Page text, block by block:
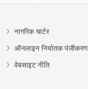
नागरिक चार्टर
ऑनलाइन निर्यातक पंजीकरण
वेबसाइट नीति